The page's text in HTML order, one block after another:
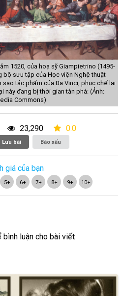
1520, của hoạ sỹ Giampietrino (1495-
bộ sưu tập của Học viện Nghệ thuật
tác phẩm của Da Vinci, phục chế lại
này đang bị thời gian tàn phá: (Ảnh:
Commons)
23,290 0.0
Lưu bài Báo xấu
giá của bạn
5+ 6+ 7+ 8+ 9+ 10+
bình luận cho bài viết